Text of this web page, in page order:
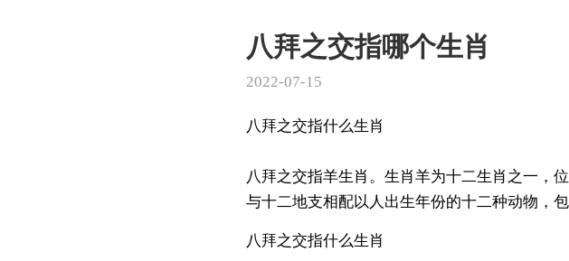
八拜之交指哪个生肖
2022-07-15
八拜之交指什么生肖
八拜之交指羊生肖。生肖羊为十二生肖之一，
与十二地支相配以人出生年份的十二种动物，
八拜之交指什么生肖